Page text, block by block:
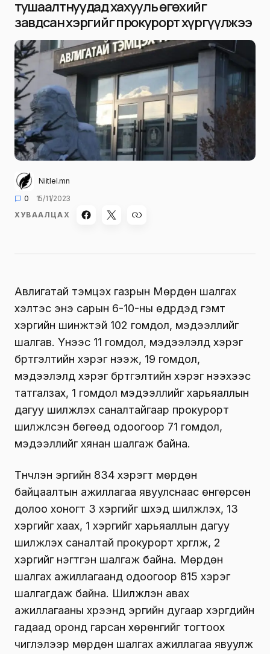
тушаалтнуудад хахууль өгөхийг
завдсан хэргийг прокурорт хүргүүлжээ
Niitlel.mn
0
15/11/2023
ХУВААЛЦАХ
Авлигатай тэмцэх газрын Мөрдөн шалгах
хэлтэс энэ сарын 6-10-ны өдрүүдэд гэмт
хэргийн шинжтэй 102 гомдол, мэдээллийг
шалгав. Үүнээс 11 гомдол, мэдээлэлд хэрэг
бүртгэлтийн хэрэг нээж, 19 гомдол,
мэдээлэлд хэрэг бүртгэлтийн хэрэг нээхээс
татгалзах, 1 гомдол мэдээллийг харьяаллын
дагуу шилжүүлэх саналтайгаар прокурорт
шилжүүлсэн бөгөөд одоогоор 71 гомдол,
мэдээллийг хянан шалгаж байна.
Түүнчлэн эрүүгийн 834 хэрэгт мөрдөн
байцаалтын ажиллагаа явуулснаас өнгөрсөн
долоо хоногт 3 хэргийг шүүхэд шилжүүлэх, 13
хэргийг хаах, 1 хэргийг харьяаллын дагуу
шилжүүлэх саналтай прокурорт хүргүүлж, 2
хэргийг нэгтгэн шалгаж байна. Мөрдөн
шалгах ажиллагаанд одоогоор 815 хэрэг
шалгагдаж байна. Шилжүүлэн авах
ажиллагааны хүрээнд эрүүгийн дугаар хэргүүдийн
гадаад оронд гарсан хөрөнгийг тогтоох
чиглэлээр мөрдөн шалгах ажиллагаа явуулж